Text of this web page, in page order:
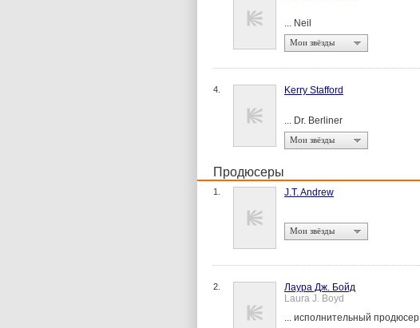
... Neil
Мои звёзды
4. Kerry Stafford
... Dr. Berliner
Мои звёзды
Продюсеры
1. J.T. Andrew
Мои звёзды
2.
Лаура Дж. Бойд
Laura J. Boyd
... исполнительный продюсер